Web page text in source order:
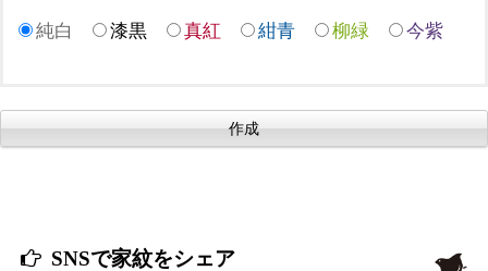
純白 漆黒 真紅 紺青 柳緑 今紫
SNSで家紋をシェア